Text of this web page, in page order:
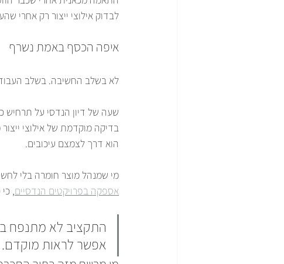
לבדוק אילוצי ייצור רק אחרי
איפה הכסף באמת נשרף
לא בשלב החשיבה. בשלב
שעה של דיון הנדסי על תרחיש
בדיקה מוקדמת של אילוצי ייצור
הוא דרך לצמצם עיכובים.
מי שמנהל מוצר חומרה בלי
אספקה בפרויקטים הנדסיים,
התקציב לא מתנפח
אפשר לראות מוקדם.